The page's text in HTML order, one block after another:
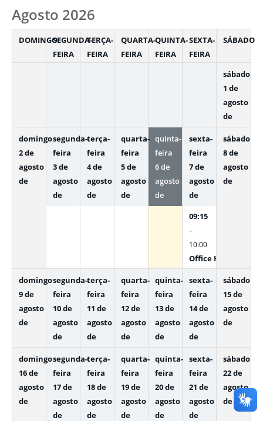
Agosto 2026
DOMINGOSEGUNDA-
FEIRA
TERÇA-
FEIRA
QUARTA-
FEIRA
QUINTA-
FEIRA
SEXTA-
FEIRA
SÁBADO
sábado
1 de
agosto
de
domingo
2 de
agosto
de
segunda-
feira
3 de
agosto
de
terça-
feira
4 de
agosto
de
quarta-
feira
5 de
agosto
de
quinta-
feira
6 de
agosto
de
sexta-
feira
7 de
agosto
de
09:15
–
10:00
Office Hour:
sábado
8 de
agosto
de
domingo
9 de
agosto
de
segunda-
feira
10 de
agosto
de
terça-
feira
11 de
agosto
de
quarta-
feira
12 de
agosto
de
quinta-
feira
13 de
agosto
de
sexta-
feira
14 de
agosto
de
sábado
15 de
agosto
de
domingo
16 de
agosto
de
segunda-
feira
17 de
agosto
de
terça-
feira
18 de
agosto
de
quarta-
feira
19 de
agosto
de
quinta-
feira
20 de
agosto
de
sexta-
feira
21 de
agosto
de
sábado
22 de
agosto
de